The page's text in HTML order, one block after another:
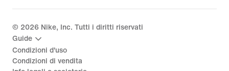
© 2026 Nike, Inc. Tutti i diritti riservati
Guide
Condizioni d'uso
Condizioni di vendita